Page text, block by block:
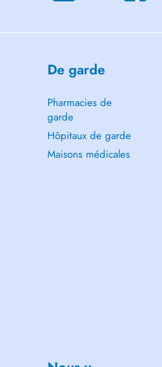
De garde
Pharmacies de
garde
Hôpitaux de garde
Maisons médicales